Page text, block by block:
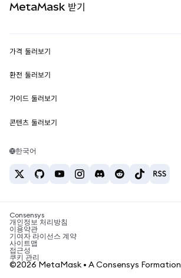
실물자산
MetaMask Connect
Snaps
웹3 서비스
MetaMask 받기
보안
고객 지원
채용
가격 둘러보기
이더리움 가격
솔라나 가격
테더 가격
환전 둘러보기
ETH를 USD로 환전
USDT를 INR로 환전
BTC를 INR로 환전
ETH를 USDT로 환전
가이드 둘러보기
ETH 매수
USDT 매수
SHIB 매수
BNB 매수
콘텐츠 둘러보기
솔라나 지갑
암호화폐 세금 뉴스
암호화폐 매수 방법
비트코인 매도 방법
한국어
Consensys
개인정보 처리방침
이용약관
기여자 라이선스 계약
사이트맵
접근성
쿠키 관리
©2026 MetaMask • A Consensys Formation